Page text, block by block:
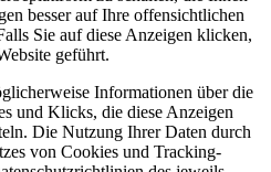
besser auf Ihre offensichtlichen
Sie auf diese Anzeigen klicken,
geführt.
Informationen über die
und Klicks, die diese Anzeigen
Die Nutzung Ihrer Daten durch
von Cookies und Tracking-